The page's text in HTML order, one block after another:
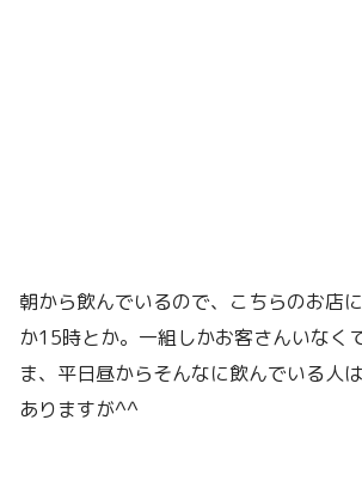
朝から飲んでいるので、こちらのお店
か15時とか。一組しかお客さんいなく
ま、平日昼からそんなに飲んでいる人
ありますが^^